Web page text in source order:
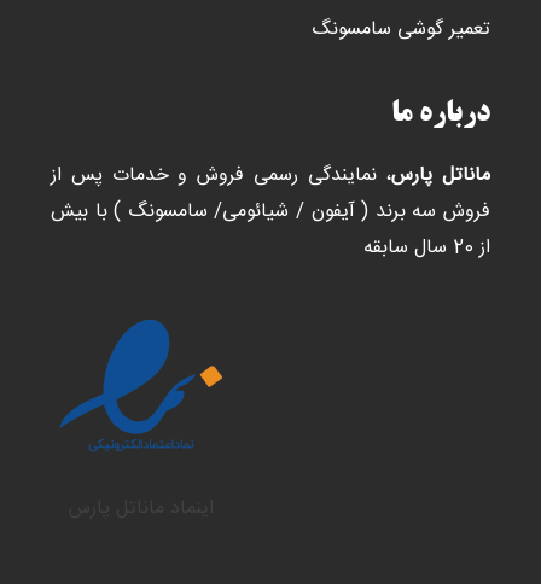
تعمیر گوشی سامسونگ
درباره ما
ماناتل پارس، نمایندگی رسمی فروش و خدمات پس از
فروش سه برند ( آیفون / شیائومی/ سامسونگ ) با بیش
از 20 سال سابقه